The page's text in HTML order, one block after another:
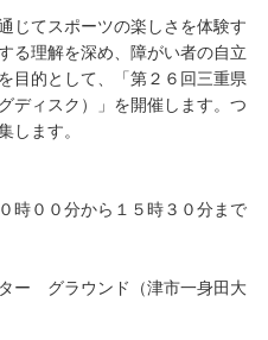
じてスポーツの楽しさを体験す
る理解を深め、障がい者の自立
目的として、「第２６回三重県
ディスク）」を開催します。つ
します。
００分から１５時３０分まで
ー グラウンド（津市一身田大